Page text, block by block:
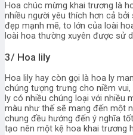
Hoa chúc mừng khai trương là
nhiều người yêu thích hơn cả
đẹp mạnh mẽ, to lớn của loài
loài hoa thường xuyên được sử
3/ Hoa lily
Hoa lily hay còn gọi là hoa ly
chúng tượng trưng cho niềm
ly có nhiều chúng loại với nhiều
màu như thế sẽ mang đến một
chung đều hướng đến ý nghĩa
tạo nên một kệ hoa khai trương